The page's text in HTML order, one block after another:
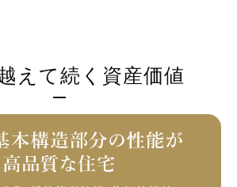
えて続く資産価値